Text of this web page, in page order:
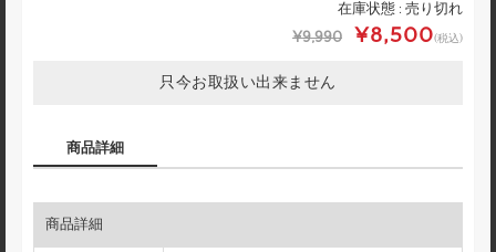
在庫状態 : 売り切れ
¥9,990 ¥8,500(税込)
只今お取扱い出来ません
商品詳細
商品詳細